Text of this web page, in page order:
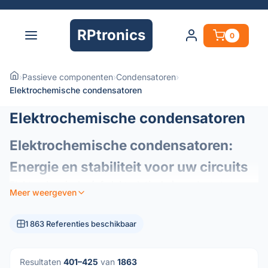
RPtronics 0
›Passieve componenten›Condensatoren›
Elektrochemische condensatoren
Elektrochemische condensatoren
Elektrochemische condensatoren:
Energie en stabiliteit voor uw circuits
zijn essentiële elementen van de moderne elektronica en
ontworpen om een ​​hoge capaciteitsdichtheid te bieden in
voor energiebeheer en signaalstabilisatie.
Meer weergeven
1 863 Referenties beschikbaar
Resultaten 401–425 van 1863